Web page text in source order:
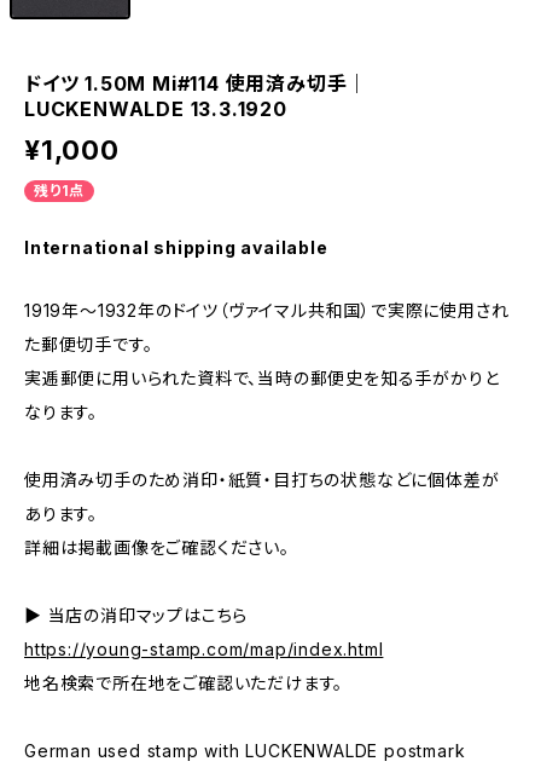
ドイツ 1.50M Mi#114 使用済み切手｜
LUCKENWALDE 13.3.1920
¥1,000
残り1点
International shipping available
1919年～1932年のドイツ（ヴァイマル共和国）で実際に使用され
た郵便切手です。
実逓郵便に用いられた資料で、当時の郵便史を知る手がかりと
なります。
使用済み切手のため消印・紙質・目打ちの状態などに個体差が
あります。
詳細は掲載画像をご確認ください。
▶ 当店の消印マップはこちら
https://young-stamp.com/map/index.html
地名検索で所在地をご確認いただけます。
German used stamp with LUCKENWALDE postmark